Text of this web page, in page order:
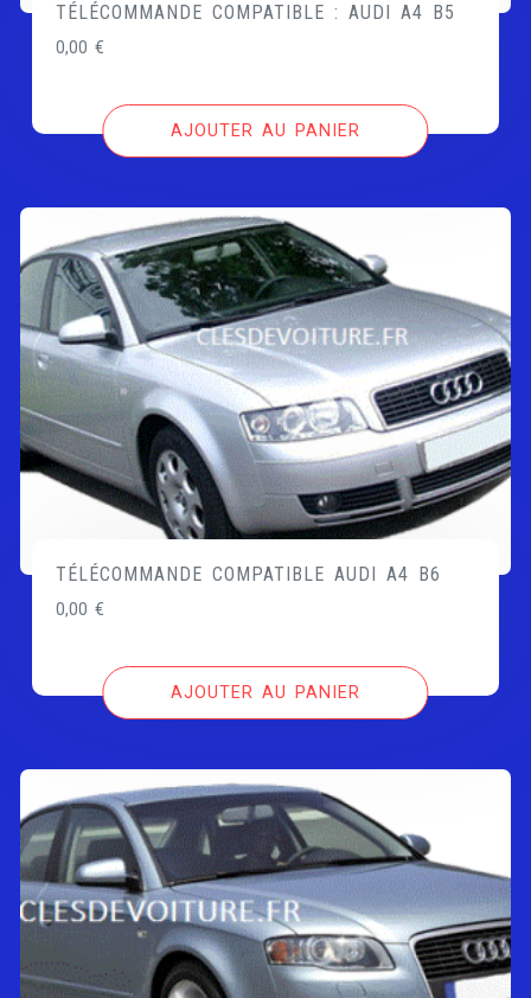
TÉLÉCOMMANDE COMPATIBLE : AUDI A4 B5
0,00€
AJOUTER AU PANIER
TÉLÉCOMMANDE COMPATIBLE AUDI A4 B6
0,00€
AJOUTER AU PANIER